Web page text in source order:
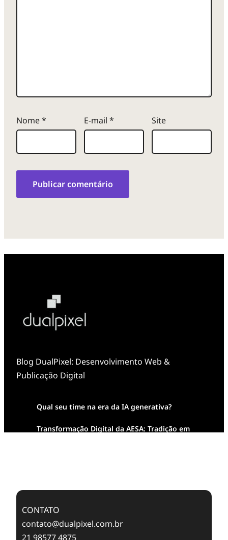
Nome* E-mail * Site
Blog DualPixel: Desenvolvimento Web &
Publicação Digital
Qual seu time na era da IA generativa?
Transformação Digital da AESA: Tradição em
CONTATO
contato@dualpixel.com.br
21 98577 4875